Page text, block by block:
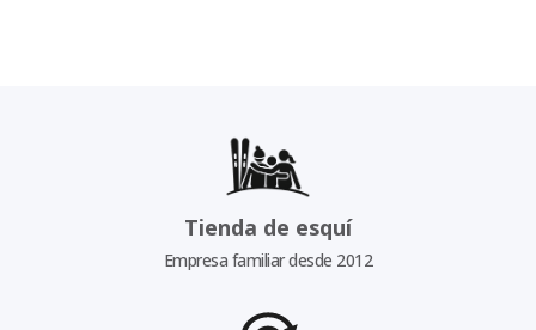
Tienda de esquí
Empresa familiar desde 2012